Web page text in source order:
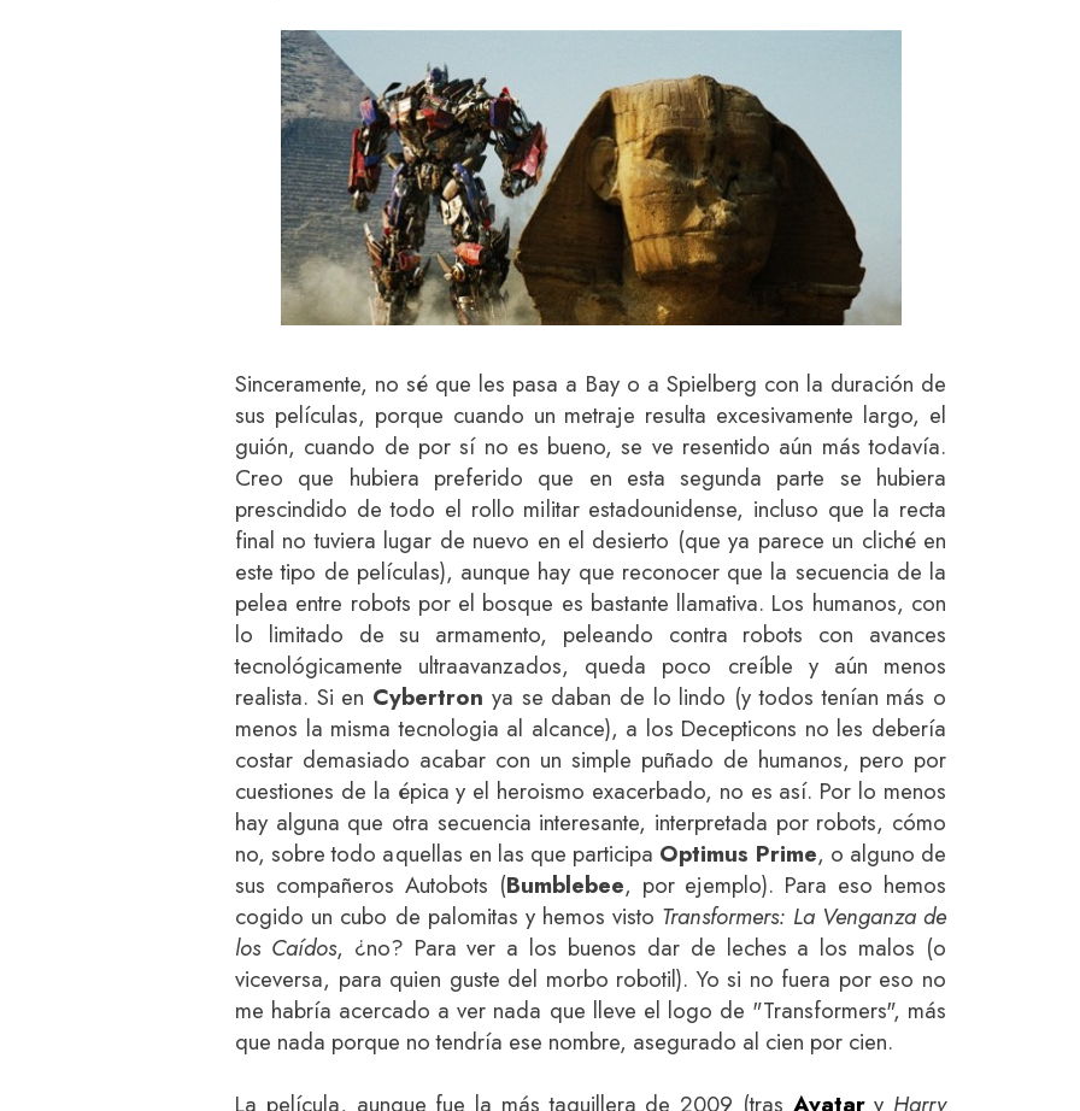
Sinceramente, no sé que les pasa a Bay o a Spielberg con la duración de
sus películas, porque cuando un metraje resulta excesivamente largo, el
guión, cuando de por sí no es bueno, se ve resentido aún más todavía.
Creo que hubiera preferido que en esta segunda parte se hubiera
prescindido de todo el rollo militar estadounidense, incluso que la recta
final no tuviera lugar de nuevo en el desierto (que ya parece un cliché en
este tipo de películas), aunque hay que reconocer que la secuencia de la
pelea entre robots por el bosque es bastante llamativa. Los humanos, con
lo limitado de su armamento, peleando contra robots con avances
tecnológicamente ultraavanzados, queda poco creíble y aún menos
realista. Si en Cybertron ya se daban de lo lindo (y todos tenían más o
menos la misma tecnologia al alcance), a los Decepticons no les debería
costar demasiado acabar con un simple puñado de humanos, pero por
cuestiones de la épica y el heroismo exacerbado, no es así. Por lo menos
hay alguna que otra secuencia interesante, interpretada por robots, cómo
no, sobre todo aquellas en las que participa Optimus Prime, o alguno de
sus compañeros Autobots (Bumblebee, por ejemplo). Para eso hemos
cogido un cubo de palomitas y hemos visto Transformers: La Venganza de
los Caídos, ¿no? Para ver a los buenos dar de leches a los malos (o
viceversa, para quien guste del morbo robotil). Yo si no fuera por eso no
me habría acercado a ver nada que lleve el logo de "Transformers", más
que nada porque no tendría ese nombre, asegurado al cien por cien.
La película, aunque fue la más taquillera de 2009 (tras Avatary Harry